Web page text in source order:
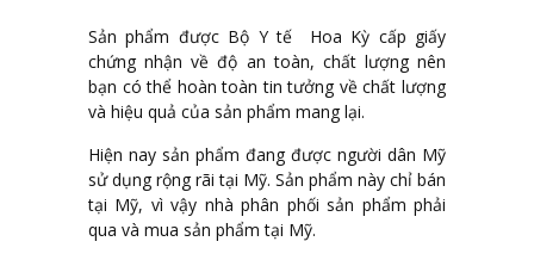
Sản phẩm được Bộ Y tế Hoa Kỳ cấp giấy
chứng nhận về độ an toàn, chất lượng nên
bạn có thể hoàn toàn tin tưởng về chất lượng
và hiệu quả của sản phẩm mang lại.
Hiện nay sản phẩm đang được người dân Mỹ
sử dụng rộng rãi tại Mỹ. Sản phẩm này chỉ bán
tại Mỹ, vì vậy nhà phân phối sản phẩm phải
qua và mua sản phẩm tại Mỹ.